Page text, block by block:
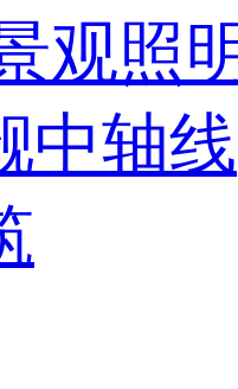
观照
中轴线